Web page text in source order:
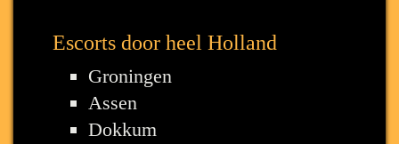
Escorts door heel Holland
Groningen
Assen
Dokkum